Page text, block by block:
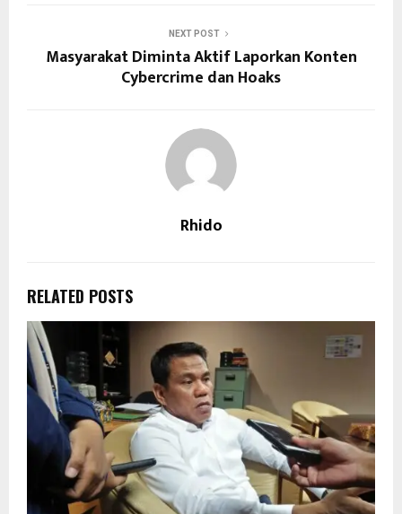
NEXT POST
Masyarakat Diminta Aktif Laporkan Konten
Cybercrime dan Hoaks
Rhido
RELATED POSTS